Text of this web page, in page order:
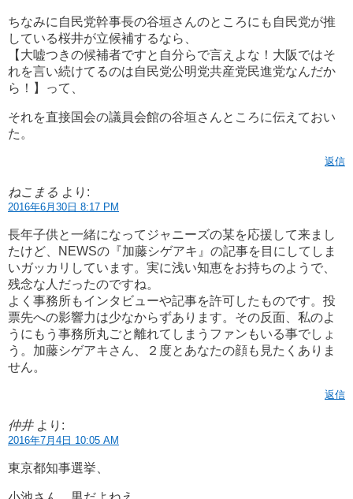
ちなみに自民党幹事長の谷垣さんのところにも自民党が推
している桜井が立候補するなら、
【大嘘つきの候補者ですと自分らで言えよな！大阪ではそ
れを言い続けてるのは自民党公明党共産党民進党なんだか
ら！】って、
それを直接国会の議員会館の谷垣さんところに伝えておい
た。
返信
ねこまる より:
2016年6月30日 8:17 PM
長年子供と一緒になってジャニーズの某を応援して来まし
たけど、NEWSの『加藤シゲアキ』の記事を目にしてしま
いガッカリしています。実に浅い知恵をお持ちのようで、
残念な人だったのですね。
よく事務所もインタビューや記事を許可したものです。投
票先への影響力は少なからずあります。その反面、私のよ
うにもう事務所丸ごと離れてしまうファンもいる事でしょ
う。加藤シゲアキさん、２度とあなたの顔も見たくありま
せん。
返信
仲井 より:
2016年7月4日 10:05 AM
東京都知事選挙、